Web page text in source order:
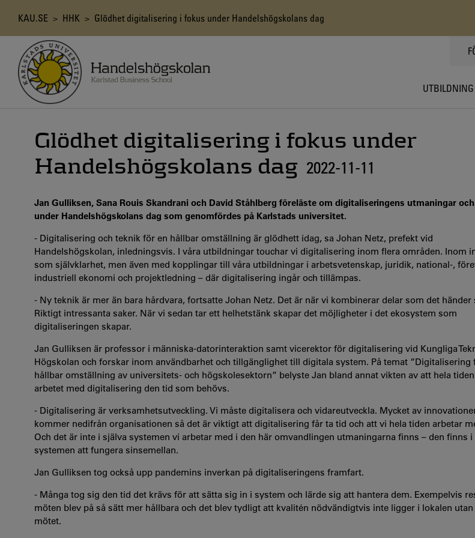
Länkstig
KAU.SE > HHK > Glödhet digitalisering i fokus under Handelshögskolans dag
UTBILDNING
Glödhet digitalisering i fokus under
Handelshögskolans dag 2022-11-11
Jan Gulliksen, Sana Rouis Skandrani och David Ståhlberg föreläste om digitaliseringens utmaningar
under Handelshögskolans dag som genomfördes på Karlstads universitet.
- Digitalisering och teknik för en hållbar omställning är glödhett idag, sa Johan Netz, prefekt vid
Handelshögskolan, inledningsvis. I våra utbildningar touchar vi digitalisering inom flera områden. Inom
som självklarhet, men även med kopplingar till våra utbildningar i arbetsvetenskap, juridik, national-,
industriell ekonomi och projektledning – där digitalisering ingår och tillämpas.
- Ny teknik är mer än bara hårdvara, fortsatte Johan Netz. Det är när vi kombinerar delar som det händer
Riktigt intressanta saker. När vi sedan tar ett helhetstänk skapar det möjligheter i det ekosystem som
digitaliseringen skapar.
Jan Gulliksen är professor i människa-datorinteraktion samt vicerektor för digitalisering vid Kungliga
Högskolan och forskar inom användbarhet och tillgänglighet till digitala system. På temat ”Digitalisering
hållbar omställning av universitets- och högskolesektorn” belyste Jan bland annat vikten av att hela
arbetet med digitalisering den tid som behövs.
- Digitalisering är verksamhetsutveckling. Vi måste digitalisera och vidareutveckla. Mycket av
kommer nedifrån organisationen så det är viktigt att digitalisering får ta tid och att vi hela tiden arbetar
Och det är inte i själva systemen vi arbetar med i den här omvandlingen utmaningarna finns – den finns i
systemen att fungera sinsemellan.
Jan Gulliksen tog också upp pandemins inverkan på digitaliseringens framfart.
- Många tog sig den tid det krävs för att sätta sig in i system och lärde sig att hantera dem. Exempelvis
möten blev på så sätt mer hållbara och det blev tydligt att kvalitén nödvändigtvis inte ligger i lokalen utan
mötet.